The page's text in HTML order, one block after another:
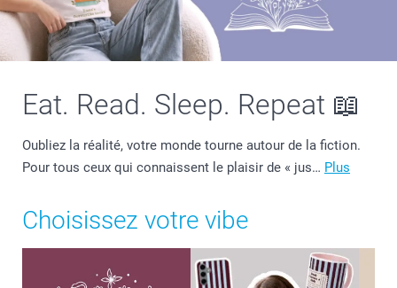
Eat. Read. Sleep. Repeat 📖
Oubliez la réalité, votre monde tourne autour de la fiction.
Pour tous ceux qui connaissent le plaisir de « jus… Plus
Choisissez votre vibe